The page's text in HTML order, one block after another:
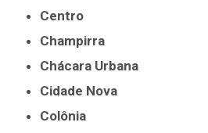
Centro
Champirra
Chácara Urbana
Cidade Nova
Colônia